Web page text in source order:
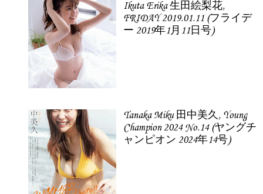
Ikuta Erika 生田絵梨花,
FRIDAY 2019.01.11 (フライデ
ー 2019年1月11日号)
Tanaka Miku 田中美久, Young
Champion 2024 No.14 (ヤングチ
ャンピオン 2024年14号)